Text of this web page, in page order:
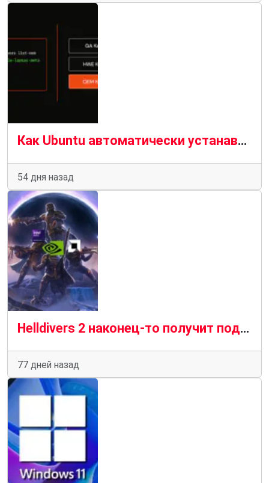
Как Ubuntu автоматически устанавливает подходящие драйверы для вашего компьютера
54 дня назад
Helldivers 2 наконец-то получит поддержку AMD FSR, Intel XeSS, Nvidia DLSS и других технологий
77 дней назад